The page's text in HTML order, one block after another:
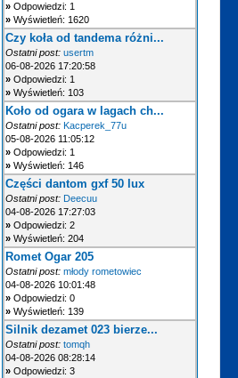
»Odpowiedzi: 1
»Wyświetleń: 1620
Czy koła od tandema różni...
Ostatni post: usertm
06-08-2026 17:20:58
»Odpowiedzi: 1
»Wyświetleń: 103
Koło od ogara w lagach ch...
Ostatni post: Kacperek_77u
05-08-2026 11:05:12
»Odpowiedzi: 1
»Wyświetleń: 146
Części dantom gxf 50 lux
Ostatni post: Deecuu
04-08-2026 17:27:03
»Odpowiedzi: 2
»Wyświetleń: 204
Romet Ogar 205
Ostatni post: młody rometowiec
04-08-2026 10:01:48
»Odpowiedzi: 0
»Wyświetleń: 139
Silnik dezamet 023 bierze...
Ostatni post: tomqh
04-08-2026 08:28:14
»Odpowiedzi: 3